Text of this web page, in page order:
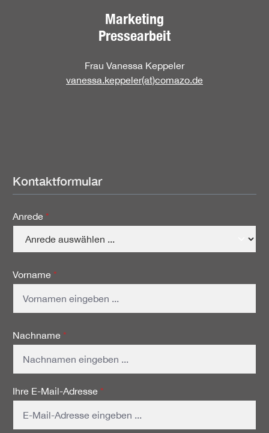
Marketing
Pressearbeit
Frau Vanessa Keppeler
vanessa.keppeler(at)comazo.de
Kontaktformular
Anrede *
Vorname *
Nachname *
Ihre E-Mail-Adresse *